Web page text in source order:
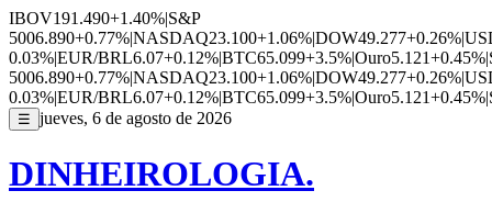
IBOV191.490+1.40%|S&P
5006.890+0.77%|NASDAQ23.100+1.06%|DOW49.277+0.26%|
0.03%|EUR/BRL6.07+0.12%|BTC65.099+3.5%|Ouro5.121+0.45%|
5006.890+0.77%|NASDAQ23.100+1.06%|DOW49.277+0.26%|
0.03%|EUR/BRL6.07+0.12%|BTC65.099+3.5%|Ouro5.121+0.45%|
☰ jueves, 6 de agosto de 2026
DINHEIROLOGIA.